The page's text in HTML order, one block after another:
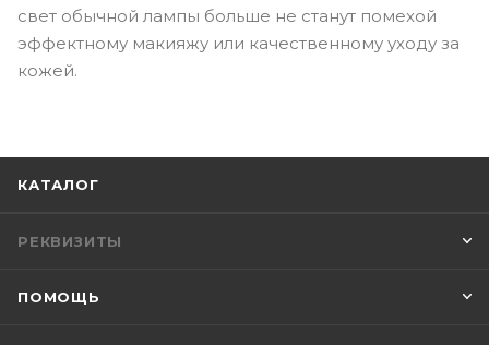
свет обычной лампы больше не станут помехой
эффектному макияжу или качественному уходу за
кожей.
КАТАЛОГ
РЕКВИЗИТЫ
ПОМОЩЬ